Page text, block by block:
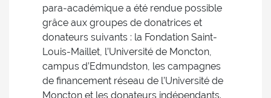
para-académique a été rendue possible
grâce aux groupes de donatrices et
donateurs suivants : la Fondation Saint-
Louis-Maillet, l’Université de Moncton,
campus d’Edmundston, les campagnes
de financement réseau de l’Université de
Moncton et les donateurs indépendants.